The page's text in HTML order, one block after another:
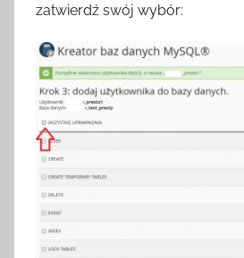
zatwierdź swój wybór: